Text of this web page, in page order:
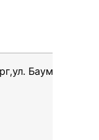
Баумана, 4Б